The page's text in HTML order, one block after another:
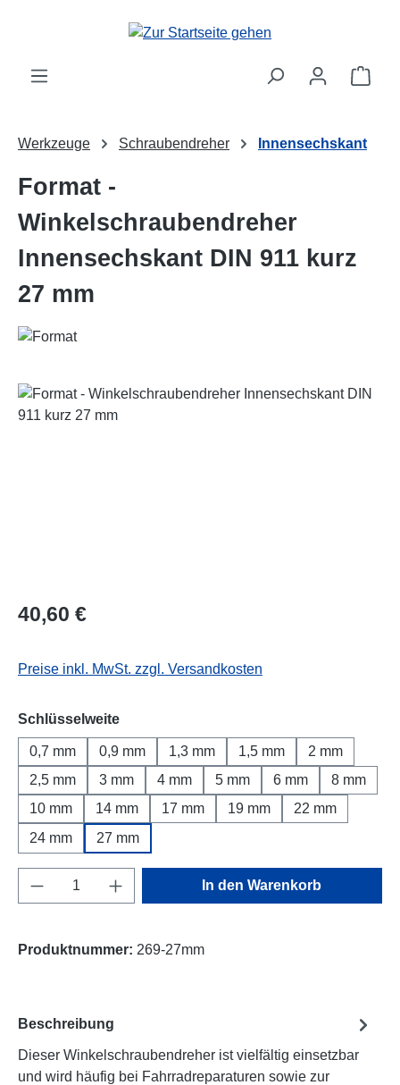
Zum Hauptinhalt springen
Werkzeuge Schraubendreher Innensechskant
Format -
Winkelschraubendreher
Innensechskant DIN 911 kurz
27 mm
Bildergalerie überspringen
Regulärer Preis:
40,60 €
Preise inkl. MwSt. zzgl. Versandkosten
Schlüsselweiteauswählen
0,7 mm 0,9 mm 1,3 mm 1,5 mm
2 mm
2,5 mm
3 mm 4 mm 5 mm 6 mm
8 mm
10 mm
14 mm 17 mm 19 mm
22 mm
24 mm
27 mm
Produkt Anzahl: Gib den gewünschten
In den Warenkorb
Produktnummer: 269-27mm
Beschreibung
Dieser Winkelschraubendreher ist vielfältig einsetzbar
und wird häufig bei Fahrradreparaturen sowie zur